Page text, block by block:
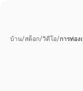
บ้าน/สต็อก/วิดีโอ/การท่อง